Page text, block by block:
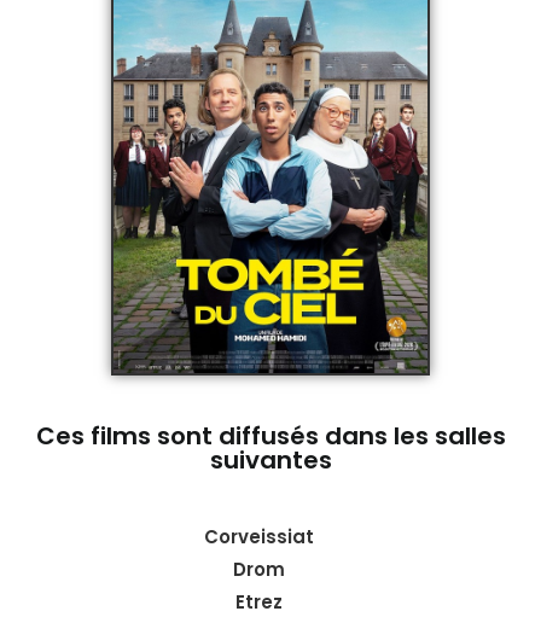
Ces films sont diffusés dans les salles
suivantes
Corveissiat
Drom
Etrez